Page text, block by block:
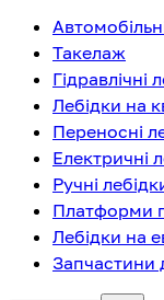
Такелаж
Гідравлічні
Лебідки на
Переносні
Електричні
Ручні
Платформи
Лебідки на
Запчастини